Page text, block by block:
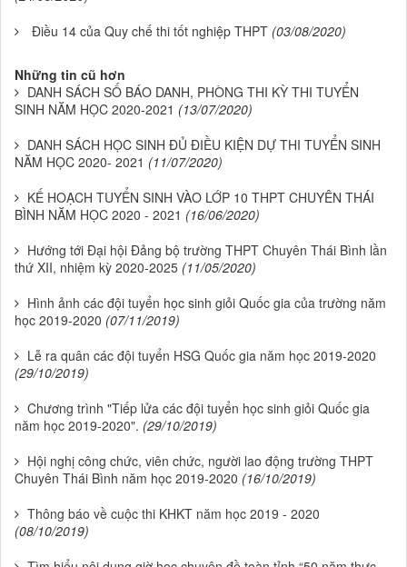
Điều 14 của Quy chế thi tốt nghiệp THPT (03/08/2020)
Những tin cũ hơn
DANH SÁCH SỐ BÁO DANH, PHÒNG THI KỲ THI TUYỂN
SINH NĂM HỌC 2020-2021 (13/07/2020)
DANH SÁCH HỌC SINH ĐỦ ĐIỀU KIỆN DỰ THI TUYỂN SINH
NĂM HỌC 2020- 2021 (11/07/2020)
KẾ HOẠCH TUYỂN SINH VÀO LỚP 10 THPT CHUYÊN THÁI
BÌNH NĂM HỌC 2020 - 2021 (16/06/2020)
Hướng tới Đại hội Đảng bộ trường THPT Chuyên Thái Bình lần
thứ XII, nhiệm kỳ 2020-2025 (11/05/2020)
Hình ảnh các đội tuyển học sinh giỏi Quốc gia của trường năm
học 2019-2020 (07/11/2019)
Lễ ra quân các đội tuyển HSG Quốc gia năm học 2019-2020
(29/10/2019)
Chương trình "Tiếp lửa các đội tuyển học sinh giỏi Quốc gia
năm học 2019-2020". (29/10/2019)
Hội nghị công chức, viên chức, người lao động trường THPT
Chuyên Thái Bình năm học 2019-2020 (16/10/2019)
Thông báo về cuộc thi KHKT năm học 2019 - 2020
(08/10/2019)